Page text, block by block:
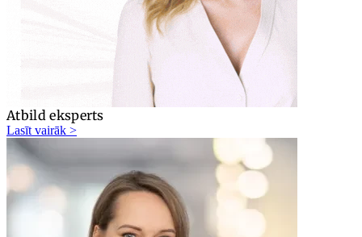
Atbild eksperts
Lasīt vairāk >